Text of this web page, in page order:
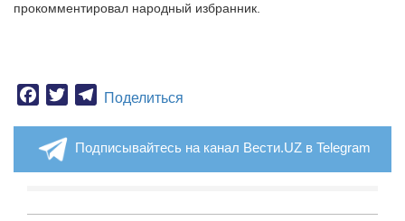
прокомментировал народный избранник.
Facebook
TwitterTelegram
Поделиться
Подписывайтесь на канал Вести.UZ в Telegram